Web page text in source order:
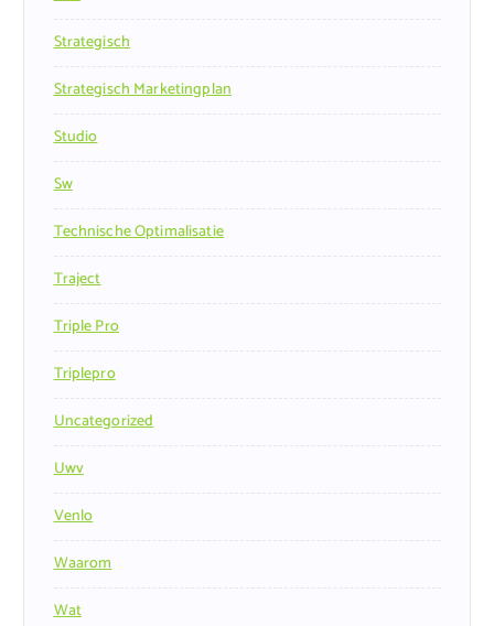
Strategisch
Strategisch Marketingplan
Studio
Sw
Technische Optimalisatie
Traject
Triple Pro
Triplepro
Uncategorized
Uwv
Venlo
Waarom
Wat